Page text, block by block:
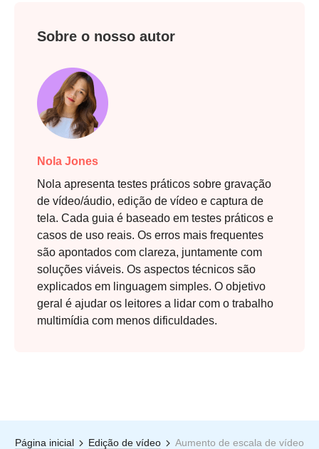
Sobre o nosso autor
Nola Jones
Nola apresenta testes práticos sobre gravação
de vídeo/áudio, edição de vídeo e captura de
tela. Cada guia é baseado em testes práticos e
casos de uso reais. Os erros mais frequentes
são apontados com clareza, juntamente com
soluções viáveis. Os aspectos técnicos são
explicados em linguagem simples. O objetivo
geral é ajudar os leitores a lidar com o trabalho
multimídia com menos dificuldades.
Página inicial Edição de vídeo
Aumento de escala de vídeo